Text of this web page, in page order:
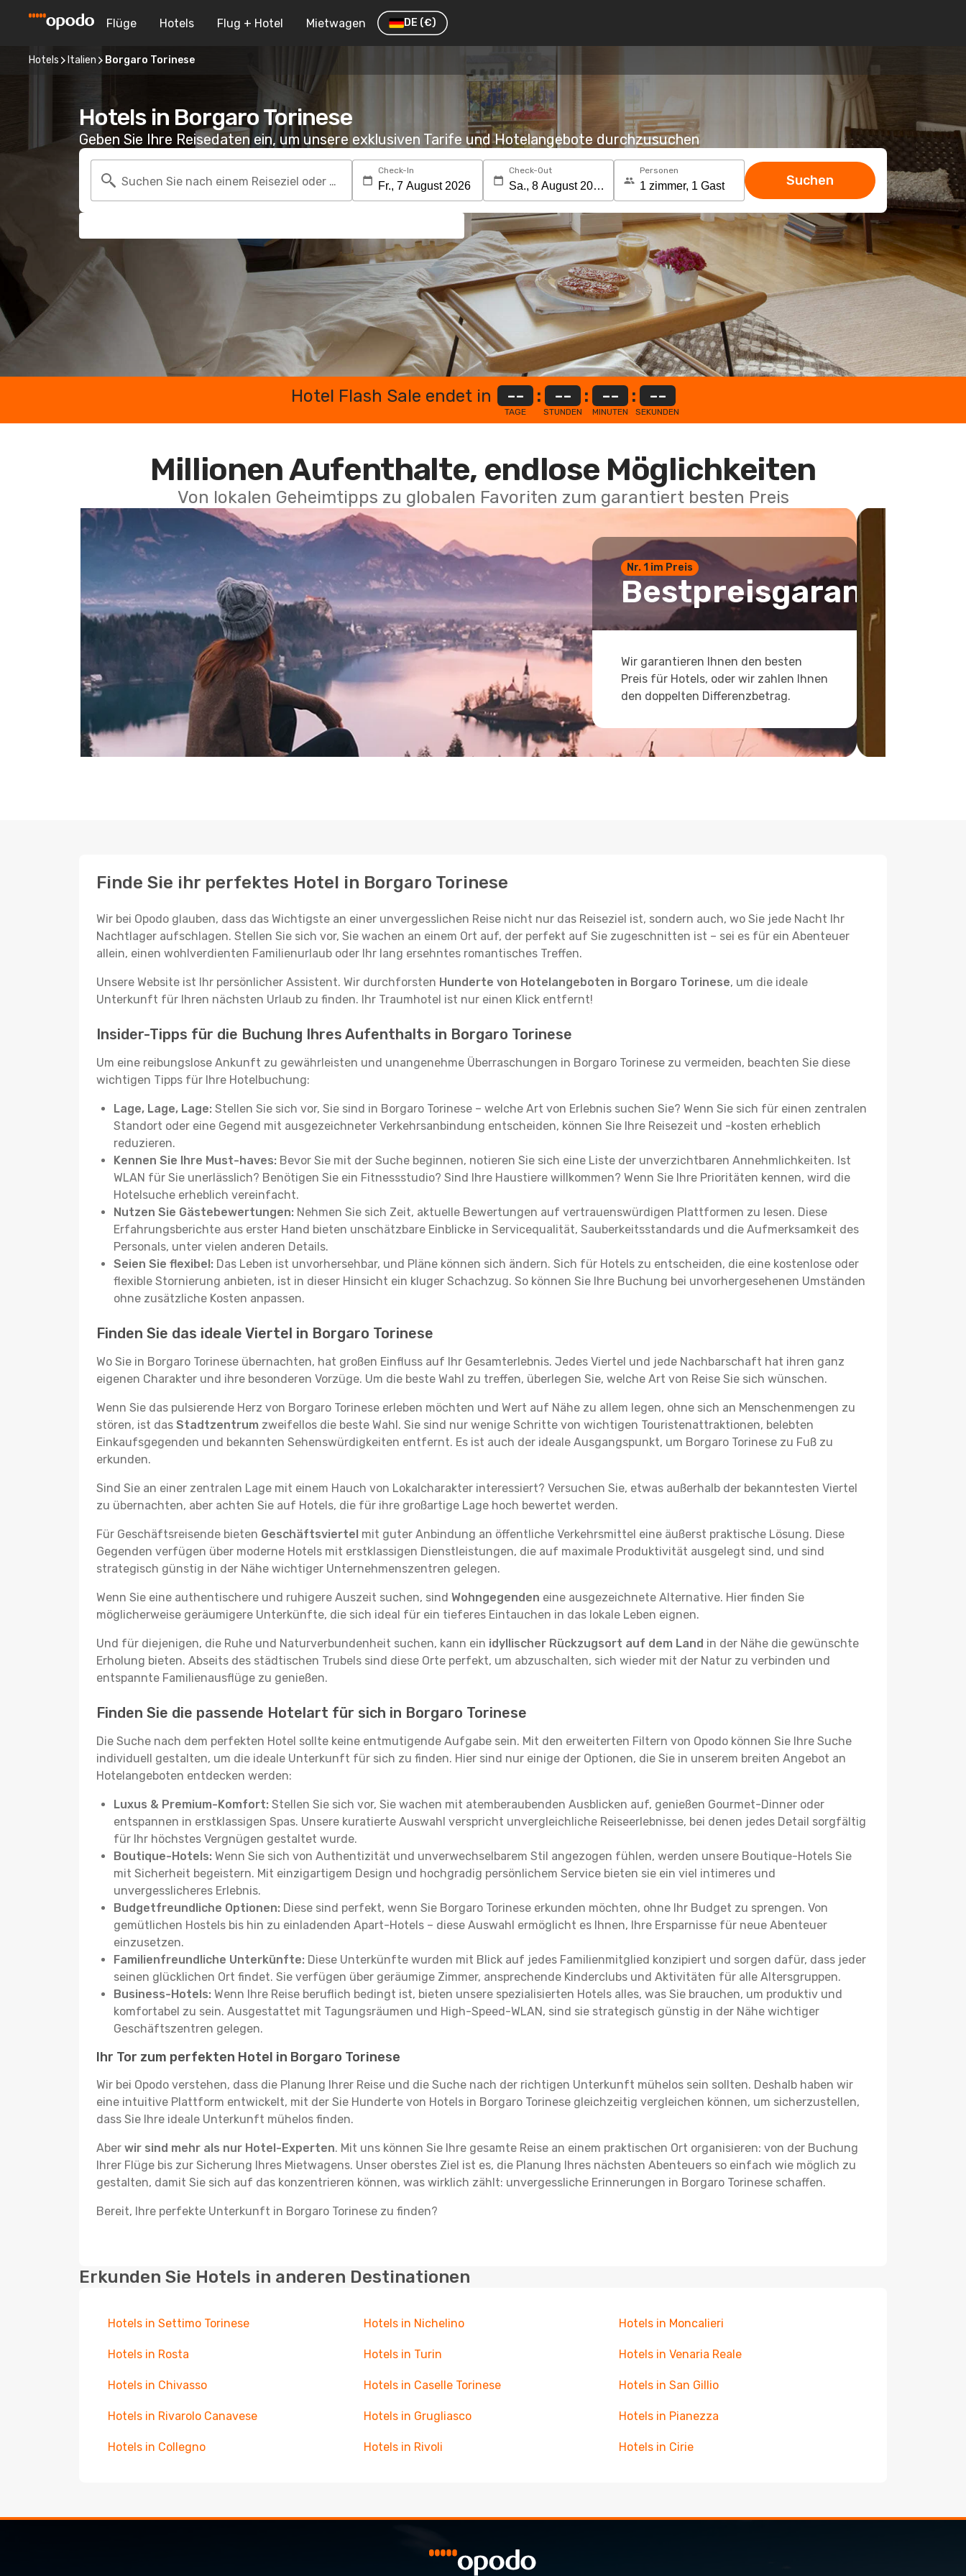
Flüge Hotels Flug + Hotel Mietwagen DE (€)
Hotels Italien Borgaro Torinese
Hotels in Borgaro Torinese
Geben Sie Ihre Reisedaten ein, um unsere exklusiven Tarife und Hotelangebote durchzusuchen
Suchen Sie nach einem Reiseziel oder Hotel
Check-In Check-Out Personen
Suchen
Hotel Flash Sale endet in --
TAGE
: --
STUNDEN
: --
MINUTEN
: --
SEKUNDEN
Millionen Aufenthalte, endlose Möglichkeiten
Von lokalen Geheimtipps zu globalen Favoriten zum garantiert besten Preis
Nr. 1 im Preis
Bestpreisgarantie
Wir garantieren Ihnen den besten
Preis für Hotels, oder wir zahlen Ihnen
den doppelten Differenzbetrag.
Finde Sie ihr perfektes Hotel in Borgaro Torinese
Wir bei Opodo glauben, dass das Wichtigste an einer unvergesslichen Reise nicht nur das Reiseziel ist, sondern auch, wo Sie jede Nacht Ihr
Nachtlager aufschlagen. Stellen Sie sich vor, Sie wachen an einem Ort auf, der perfekt auf Sie zugeschnitten ist – sei es für ein Abenteuer
allein, einen wohlverdienten Familienurlaub oder Ihr lang ersehntes romantisches Treffen.
Unsere Website ist Ihr persönlicher Assistent. Wir durchforsten Hunderte von Hotelangeboten in Borgaro Torinese, um die ideale
Unterkunft für Ihren nächsten Urlaub zu finden. Ihr Traumhotel ist nur einen Klick entfernt!
Insider-Tipps für die Buchung Ihres Aufenthalts in Borgaro Torinese
Um eine reibungslose Ankunft zu gewährleisten und unangenehme Überraschungen in Borgaro Torinese zu vermeiden, beachten Sie diese
wichtigen Tipps für Ihre Hotelbuchung:
Lage, Lage, Lage: Stellen Sie sich vor, Sie sind in Borgaro Torinese – welche Art von Erlebnis suchen Sie? Wenn Sie sich für einen zentralen
Standort oder eine Gegend mit ausgezeichneter Verkehrsanbindung entscheiden, können Sie Ihre Reisezeit und -kosten erheblich
reduzieren.
Kennen Sie Ihre Must-haves: Bevor Sie mit der Suche beginnen, notieren Sie sich eine Liste der unverzichtbaren Annehmlichkeiten. Ist
WLAN für Sie unerlässlich? Benötigen Sie ein Fitnessstudio? Sind Ihre Haustiere willkommen? Wenn Sie Ihre Prioritäten kennen, wird die
Hotelsuche erheblich vereinfacht.
Nutzen Sie Gästebewertungen: Nehmen Sie sich Zeit, aktuelle Bewertungen auf vertrauenswürdigen Plattformen zu lesen. Diese
Erfahrungsberichte aus erster Hand bieten unschätzbare Einblicke in Servicequalität, Sauberkeitsstandards und die Aufmerksamkeit des
Personals, unter vielen anderen Details.
Seien Sie flexibel: Das Leben ist unvorhersehbar, und Pläne können sich ändern. Sich für Hotels zu entscheiden, die eine kostenlose oder
flexible Stornierung anbieten, ist in dieser Hinsicht ein kluger Schachzug. So können Sie Ihre Buchung bei unvorhergesehenen Umständen
ohne zusätzliche Kosten anpassen.
Finden Sie das ideale Viertel in Borgaro Torinese
Wo Sie in Borgaro Torinese übernachten, hat großen Einfluss auf Ihr Gesamterlebnis. Jedes Viertel und jede Nachbarschaft hat ihren ganz
eigenen Charakter und ihre besonderen Vorzüge. Um die beste Wahl zu treffen, überlegen Sie, welche Art von Reise Sie sich wünschen.
Wenn Sie das pulsierende Herz von Borgaro Torinese erleben möchten und Wert auf Nähe zu allem legen, ohne sich an Menschenmengen zu
stören, ist das Stadtzentrum zweifellos die beste Wahl. Sie sind nur wenige Schritte von wichtigen Touristenattraktionen, belebten
Einkaufsgegenden und bekannten Sehenswürdigkeiten entfernt. Es ist auch der ideale Ausgangspunkt, um Borgaro Torinese zu Fuß zu
erkunden.
Sind Sie an einer zentralen Lage mit einem Hauch von Lokalcharakter interessiert? Versuchen Sie, etwas außerhalb der bekanntesten Viertel
zu übernachten, aber achten Sie auf Hotels, die für ihre großartige Lage hoch bewertet werden.
Für Geschäftsreisende bieten Geschäftsviertel mit guter Anbindung an öffentliche Verkehrsmittel eine äußerst praktische Lösung. Diese
Gegenden verfügen über moderne Hotels mit erstklassigen Dienstleistungen, die auf maximale Produktivität ausgelegt sind, und sind
strategisch günstig in der Nähe wichtiger Unternehmenszentren gelegen.
Wenn Sie eine authentischere und ruhigere Auszeit suchen, sind Wohngegenden eine ausgezeichnete Alternative. Hier finden Sie
möglicherweise geräumigere Unterkünfte, die sich ideal für ein tieferes Eintauchen in das lokale Leben eignen.
Und für diejenigen, die Ruhe und Naturverbundenheit suchen, kann ein idyllischer Rückzugsort auf dem Land in der Nähe die gewünschte
Erholung bieten. Abseits des städtischen Trubels sind diese Orte perfekt, um abzuschalten, sich wieder mit der Natur zu verbinden und
entspannte Familienausflüge zu genießen.
Finden Sie die passende Hotelart für sich in Borgaro Torinese
Die Suche nach dem perfekten Hotel sollte keine entmutigende Aufgabe sein. Mit den erweiterten Filtern von Opodo können Sie Ihre Suche
individuell gestalten, um die ideale Unterkunft für sich zu finden. Hier sind nur einige der Optionen, die Sie in unserem breiten Angebot an
Hotelangeboten entdecken werden:
Luxus & Premium-Komfort: Stellen Sie sich vor, Sie wachen mit atemberaubenden Ausblicken auf, genießen Gourmet-Dinner oder
entspannen in erstklassigen Spas. Unsere kuratierte Auswahl verspricht unvergleichliche Reiseerlebnisse, bei denen jedes Detail sorgfältig
für Ihr höchstes Vergnügen gestaltet wurde.
Boutique-Hotels: Wenn Sie sich von Authentizität und unverwechselbarem Stil angezogen fühlen, werden unsere Boutique-Hotels Sie
mit Sicherheit begeistern. Mit einzigartigem Design und hochgradig persönlichem Service bieten sie ein viel intimeres und
unvergesslicheres Erlebnis.
Budgetfreundliche Optionen: Diese sind perfekt, wenn Sie Borgaro Torinese erkunden möchten, ohne Ihr Budget zu sprengen. Von
gemütlichen Hostels bis hin zu einladenden Apart-Hotels – diese Auswahl ermöglicht es Ihnen, Ihre Ersparnisse für neue Abenteuer
einzusetzen.
Familienfreundliche Unterkünfte: Diese Unterkünfte wurden mit Blick auf jedes Familienmitglied konzipiert und sorgen dafür, dass jeder
seinen glücklichen Ort findet. Sie verfügen über geräumige Zimmer, ansprechende Kinderclubs und Aktivitäten für alle Altersgruppen.
Business-Hotels: Wenn Ihre Reise beruflich bedingt ist, bieten unsere spezialisierten Hotels alles, was Sie brauchen, um produktiv und
komfortabel zu sein. Ausgestattet mit Tagungsräumen und High-Speed-WLAN, sind sie strategisch günstig in der Nähe wichtiger
Geschäftszentren gelegen.
Ihr Tor zum perfekten Hotel in Borgaro Torinese
Wir bei Opodo verstehen, dass die Planung Ihrer Reise und die Suche nach der richtigen Unterkunft mühelos sein sollten. Deshalb haben wir
eine intuitive Plattform entwickelt, mit der Sie Hunderte von Hotels in Borgaro Torinese gleichzeitig vergleichen können, um sicherzustellen,
dass Sie Ihre ideale Unterkunft mühelos finden.
Aber wir sind mehr als nur Hotel-Experten. Mit uns können Sie Ihre gesamte Reise an einem praktischen Ort organisieren: von der Buchung
Ihrer Flüge bis zur Sicherung Ihres Mietwagens. Unser oberstes Ziel ist es, die Planung Ihres nächsten Abenteuers so einfach wie möglich zu
gestalten, damit Sie sich auf das konzentrieren können, was wirklich zählt: unvergessliche Erinnerungen in Borgaro Torinese schaffen.
Bereit, Ihre perfekte Unterkunft in Borgaro Torinese zu finden?
Erkunden Sie Hotels in anderen Destinationen
Hotels in Settimo Torinese Hotels in Nichelino Hotels in Moncalieri
Hotels in Rosta Hotels in Turin Hotels in Venaria Reale
Hotels in Chivasso Hotels in Caselle Torinese Hotels in San Gillio
Hotels in Rivarolo Canavese Hotels in Grugliasco Hotels in Pianezza
Hotels in Collegno Hotels in Rivoli Hotels in Cirie